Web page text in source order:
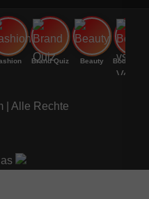
Brand Quiz Beauty
| Alle Rechte